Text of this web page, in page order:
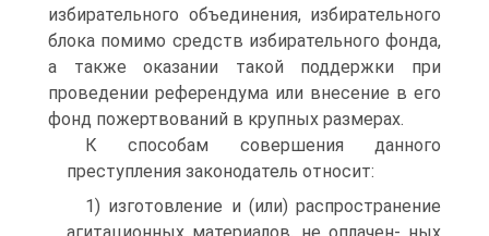
избирательного объединения, избирательного
блока помимо средств избирательного фонда,
а также оказании такой поддержки при
проведении референдума или внесение в его
фонд пожертвований в крупных размерах.
К способам совершения данного
преступления законодатель относит:
1) изготовление и (или) распространение